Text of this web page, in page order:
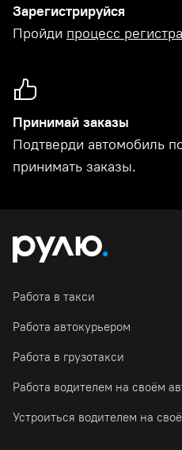
Зарегистрируйся
Пройди процесс
Принимай заказы
Подтверди автомобиль
принимать заказы.
Работа в такси
Работа автокурьером
Работа в грузотакси
Работа водителем на своём
Устроиться водителем на